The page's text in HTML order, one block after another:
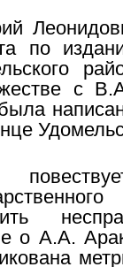
по
с
о А.А.